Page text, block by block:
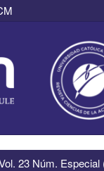
23 Núm.